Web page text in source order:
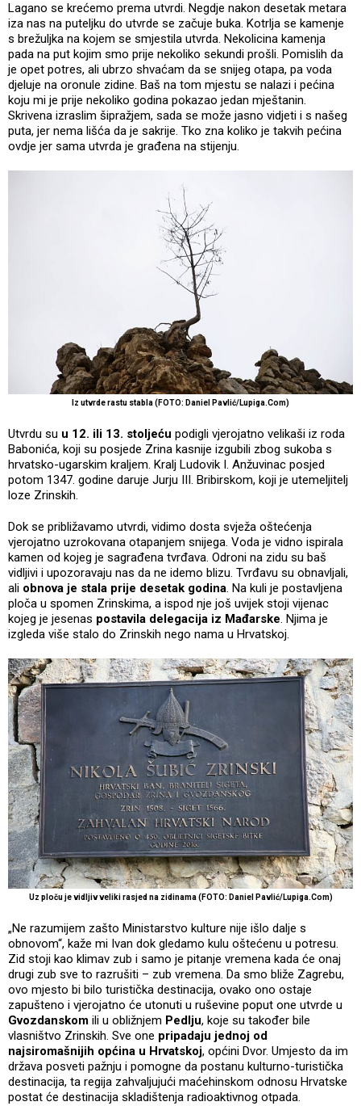
Lagano se krećemo prema utvrdi. Negdje nakon desetak metara
iza nas na puteljku do utvrde se začuje buka. Kotrlja se kamenje
s brežuljka na kojem se smjestila utvrda. Nekolicina kamenja
pada na put kojim smo prije nekoliko sekundi prošli. Pomislih da
je opet potres, ali ubrzo shvaćam da se snijeg otapa, pa voda
djeluje na oronule zidine. Baš na tom mjestu se nalazi i pećina
koju mi je prije nekoliko godina pokazao jedan mještanin.
Skrivena izraslim šipražjem, sada se može jasno vidjeti i s našeg
puta, jer nema lišća da je sakrije. Tko zna koliko je takvih pećina
ovdje jer sama utvrda je građena na stijenju.
Iz utvrde rastu stabla (FOTO: Daniel Pavlić/Lupiga.Com)
Utvrdu su u 12. ili 13. stoljeću podigli vjerojatno velikaši iz roda
Babonića, koji su posjede Zrina kasnije izgubili zbog sukoba s
hrvatsko-ugarskim kraljem. Kralj Ludovik I. Anžuvinac posjed
potom 1347. godine daruje Jurju III. Bribirskom, koji je utemeljitelj
loze Zrinskih.
Dok se približavamo utvrdi, vidimo dosta svježa oštećenja
vjerojatno uzrokovana otapanjem snijega. Voda je vidno ispirala
kamen od kojeg je sagrađena tvrđava. Odroni na zidu su baš
vidljivi i upozoravaju nas da ne idemo blizu. Tvrđavu su obnavljali,
ali obnova je stala prije desetak godina. Na kuli je postavljena
ploča u spomen Zrinskima, a ispod nje još uvijek stoji vijenac
kojeg je jesenas postavila delegacija iz Mađarske. Njima je
izgleda više stalo do Zrinskih nego nama u Hrvatskoj.
Uz ploču je vidljiv veliki rasjed na zidinama (FOTO: Daniel Pavlić/Lupiga.Com)
„Ne razumijem zašto Ministarstvo kulture nije išlo dalje s
obnovom“, kaže mi Ivan dok gledamo kulu oštećenu u potresu.
Zid stoji kao klimav zub i samo je pitanje vremena kada će onaj
drugi zub sve to razrušiti – zub vremena. Da smo bliže Zagrebu,
ovo mjesto bi bilo turistička destinacija, ovako ono ostaje
zapušteno i vjerojatno će utonuti u ruševine poput one utvrde u
Gvozdanskom ili u obližnjem Pedlju, koje su također bile
vlasništvo Zrinskih. Sve one pripadaju jednoj od
najsiromašnijih općina u Hrvatskoj, općini Dvor. Umjesto da im
država posveti pažnju i pomogne da postanu kulturno-turistička
destinacija, ta regija zahvaljujući maćehinskom odnosu Hrvatske
postat će destinacija skladištenja radioaktivnog otpada.